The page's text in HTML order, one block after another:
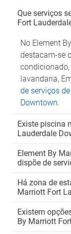
Que serviços
Fort
No Element
destacam-se
lavandaria,
de serviços
Downtown.
Existe piscina
Lauderdale
Element By
dispõe de
Há zona de
Marriott Fort
Existem
By Marriott